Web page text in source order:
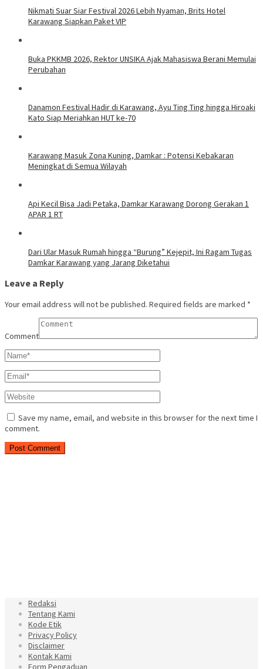
Nikmati Suar Siar Festival 2026 Lebih Nyaman, Brits Hotel
Karawang Siapkan Paket VIP
Buka PKKMB 2026, Rektor UNSIKA Ajak Mahasiswa Berani Memulai
Perubahan
Danamon Festival Hadir di Karawang, Ayu Ting Ting hingga Hiroaki
Kato Siap Meriahkan HUT ke-70
Karawang Masuk Zona Kuning, Damkar : Potensi Kebakaran
Meningkat di Semua Wilayah
Api Kecil Bisa Jadi Petaka, Damkar Karawang Dorong Gerakan 1
APAR 1 RT
Dari Ular Masuk Rumah hingga “Burung” Kejepit, Ini Ragam Tugas
Damkar Karawang yang Jarang Diketahui
Leave a Reply
Your email address will not be published. Required fields are marked *
Comment
Save my name, email, and website in this browser for the next time I
comment.
Redaksi
Tentang Kami
Kode Etik
Privacy Policy
Disclaimer
Kontak Kami
Form Pengaduan